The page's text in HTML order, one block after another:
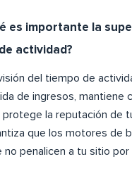
es importante la
actividad?
del tiempo de
de ingresos, mantiene
la reputación de
que los motores de
no penalicen a tu sitio